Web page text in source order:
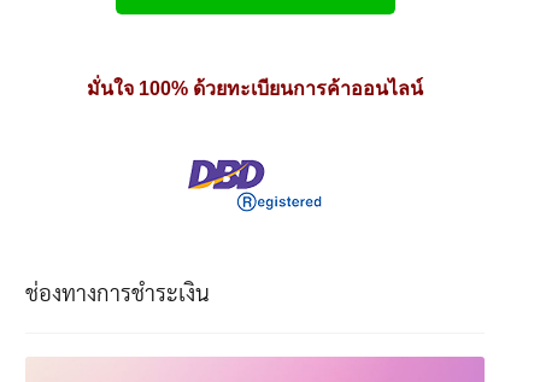
มั่นใจ 100% ด้วยทะเบียนการค้าออนไลน์
ช่องทางการชำระเงิน